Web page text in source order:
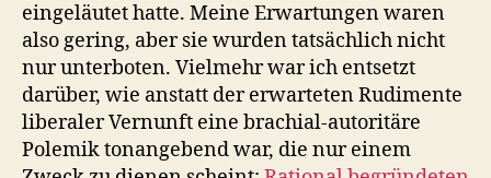
eingeläutet hatte. Meine Erwartungen waren
also gering, aber sie wurden tatsächlich nicht
nur unterboten. Vielmehr war ich entsetzt
darüber, wie anstatt der erwarteten Rudimente
liberaler Vernunft eine brachial-autoritäre
Polemik tonangebend war, die nur einem